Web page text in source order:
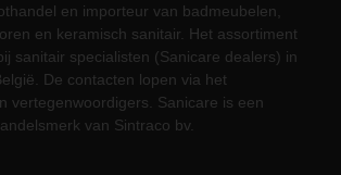
en importeur van badmeubelen,
en keramisch sanitair. Het assortiment
sanitair specialisten (Sanicare dealers) in
De contacten lopen via het
vertegenwoordigers. Sanicare is een
van Sintraco bv.